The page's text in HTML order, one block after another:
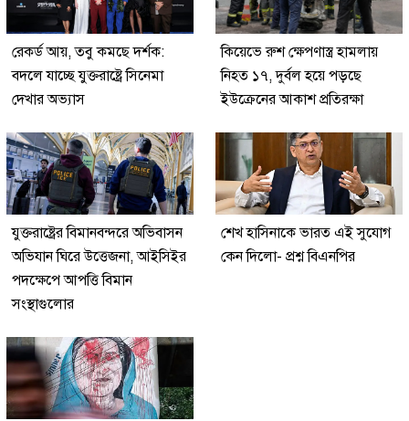
রেকর্ড আয়, তবু কমছে দর্শক:
বদলে যাচ্ছে যুক্তরাষ্ট্রে সিনেমা
দেখার অভ্যাস
কিয়েভে রুশ ক্ষেপণাস্ত্র হামলায়
নিহত ১৭, দুর্বল হয়ে পড়ছে
ইউক্রেনের আকাশ প্রতিরক্ষা
যুক্তরাষ্ট্রের বিমানবন্দরে অভিবাসন
অভিযান ঘিরে উত্তেজনা, আইসিইর
পদক্ষেপে আপত্তি বিমান
সংস্থাগুলোর
শেখ হাসিনাকে ভারত এই সুযোগ
কেন দিলো- প্রশ্ন বিএনপির